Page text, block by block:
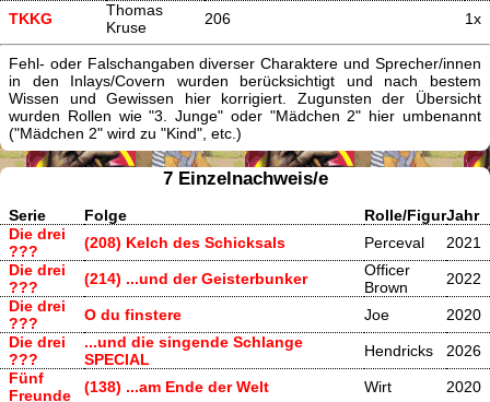
TKKG
Thomas
Kruse
206 1x
Fehl- oder Falschangaben diverser Charaktere und Sprecher/innen
in den Inlays/Covern wurden berücksichtigt und nach bestem
Wissen und Gewissen hier korrigiert. Zugunsten der Übersicht
wurden Rollen wie "3. Junge" oder "Mädchen 2" hier umbenannt
("Mädchen 2" wird zu "Kind", etc.)
7 Einzelnachweis/e
Serie Folge Rolle/FigurJahr
Die drei
???
(208) Kelch des Schicksals Perceval
2021
Die drei
???
(214) ...und der Geisterbunker
Officer
Brown
2022
Die drei
???
O du finstere Joe
2020
Die drei
???
...und die singende Schlange
SPECIAL
Hendricks
2026
Fünf
Freunde
(138) ...am Ende der Welt Wirt 2020